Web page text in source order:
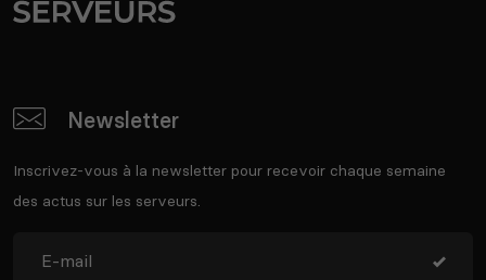
Newsletter
Inscrivez-vous à la newsletter pour recevoir chaque semaine
des actus sur les serveurs.